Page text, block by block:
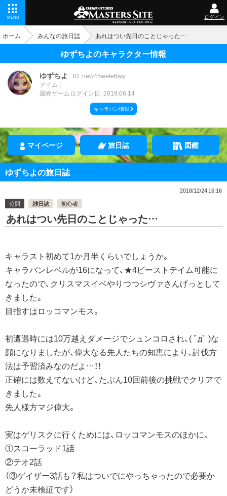
MENU ログイン
ホーム みんなの旅日誌 あれはつい先日のことじゃった…
ゆずちよのキャラクター情報
ゆずちよ
ID: new45wete6wy
アイム
最終ゲームログイン日: 2019.06.14
キャラバン情報
マイページ 旅日誌 図鑑
ゆずちよの旅日誌
2018/12/24 16:16
公開
雑日誌 初心者
あれはつい先日のことじゃった…
キャラスト初めて1か月半くらいでしょうか。
キャラバンレベルが16になって、★4ビーストテイム可能に
なったので、クリスマスイベやりつつシヴァさんげっとして
きました。
目指すはロッコマンモス。
初遭遇時には10万越えダメージでシュンコロされ、( ﾟдﾟ )な
顔になりましたが、偉大なる先人たちの知恵により、討伐方
法は予習済みなのだよ…！！
正確には数えてないけど、たぶん10回前後の挑戦でクリアで
きました。
先人様方マジ偉大。
実はゲリスクに行くためには、ロッコマンモスのほかに、
①スコーラッド1話
②テオ2話
（③ゲイザー3話も？私はついでにやっちゃったので必要か
どうか未検証です）